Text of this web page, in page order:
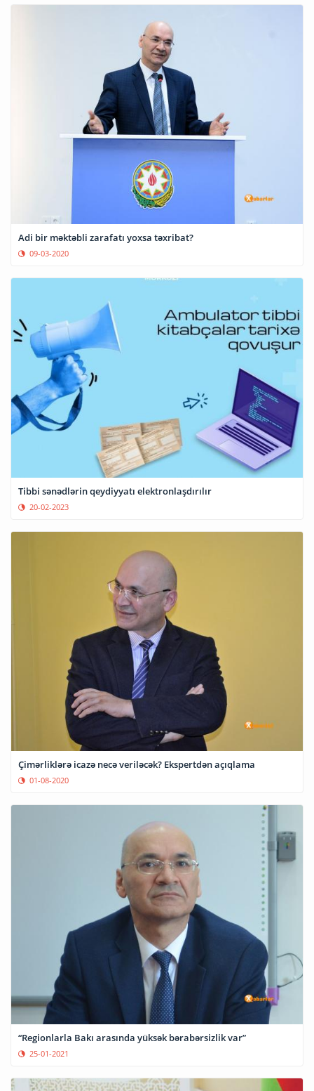
Adi bir məktəbli zarafatı yoxsa təxribat?
09-03-2020
Tibbi sənədlərin qeydiyyatı elektronlaşdırılır
20-02-2023
Çimərliklərə icazə necə veriləcək? Ekspertdən açıqlama
01-08-2020
“Regionlarla Bakı arasında yüksək bərabərsizlik var”
25-01-2021